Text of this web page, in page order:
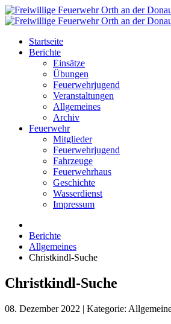
Startseite
Berichte
Einsätze
Übungen
Feuerwehrjugend
Veranstaltungen
Allgemeines
Archiv
Feuerwehr
Mitglieder
Feuerwehrjugend
Fahrzeuge
Feuerwehrhaus
Geschichte
Wasserdienst
Impressum
Berichte
Allgemeines
Christkindl-Suche
Christkindl-Suche
08. Dezember 2022 | Kategorie: